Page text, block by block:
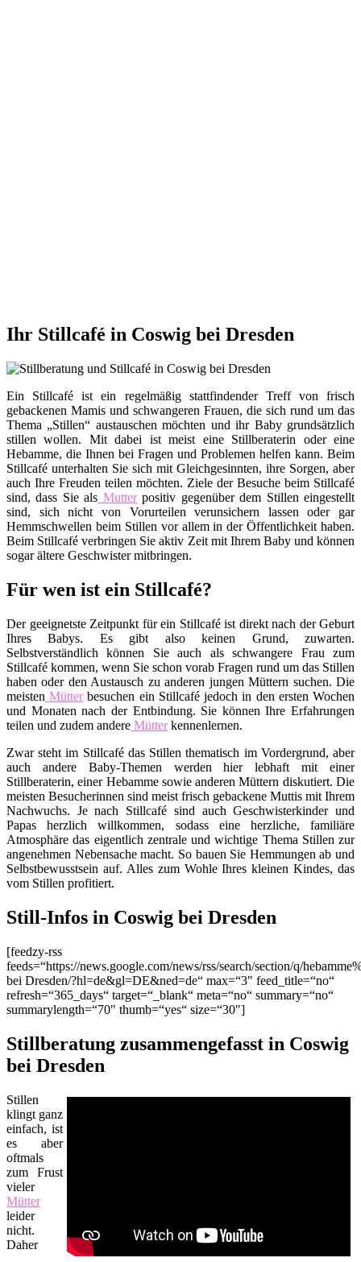
Ihr Stillcafé in Coswig bei Dresden
Ein Stillcafé ist ein regelmäßig stattfindender Treff von frisch
gebackenen Mamis und schwangeren Frauen, die sich rund um das
Thema „Stillen“ austauschen möchten und ihr Baby grundsätzlich
stillen wollen. Mit dabei ist meist eine Stillberaterin oder eine
Hebamme, die Ihnen bei Fragen und Problemen helfen kann. Beim
Stillcafé unterhalten Sie sich mit Gleichgesinnten, ihre Sorgen, aber
auch Ihre Freuden teilen möchten. Ziele der Besuche beim Stillcafé
sind, dass Sie als Mutterpositiv gegenüber dem Stillen eingestellt
sind, sich nicht von Vorurteilen verunsichern lassen oder gar
Hemmschwellen beim Stillen vor allem in der Öffentlichkeit haben.
Beim Stillcafé verbringen Sie aktiv Zeit mit Ihrem Baby und können
sogar ältere Geschwister mitbringen.
Für wen ist ein Stillcafé?
Der geeignetste Zeitpunkt für ein Stillcafé ist direkt nach der Geburt
Ihres Babys. Es gibt also keinen Grund, zuwarten.
Selbstverständlich können Sie auch als schwangere Frau zum
Stillcafé kommen, wenn Sie schon vorab Fragen rund um das Stillen
haben oder den Austausch zu anderen jungen Müttern suchen. Die
meisten Mütterbesuchen ein Stillcafé jedoch in den ersten Wochen
und Monaten nach der Entbindung. Sie können Ihre Erfahrungen
teilen und zudem andere Mütterkennenlernen.
Zwar steht im Stillcafé das Stillen thematisch im Vordergrund, aber
auch andere Baby-Themen werden hier lebhaft mit einer
Stillberaterin, einer Hebamme sowie anderen Müttern diskutiert. Die
meisten Besucherinnen sind meist frisch gebackene Muttis mit Ihrem
Nachwuchs. Je nach Stillcafé sind auch Geschwisterkinder und
Papas herzlich willkommen, sodass eine herzliche, familiäre
Atmosphäre das eigentlich zentrale und wichtige Thema Stillen zur
angenehmen Nebensache macht. So bauen Sie Hemmungen ab und
Selbstbewusstsein auf. Alles zum Wohle Ihres kleinen Kindes, das
vom Stillen profitiert.
Still-Infos in Coswig bei Dresden
[feedzy-rss
feeds=“https://news.google.com/news/rss/search/section/q/
bei Dresden/?hl=de&gl=DE&ned=de“ max=“3″ feed_title=“no“
refresh=“365_days“ target=“_blank“ meta=“no“ summary=“no“
summarylength=“70″ thumb=“yes“ size=“30″]
Stillberatung zusammengefasst in Coswig
bei Dresden
Stillen
klingt ganz
einfach, ist
es aber
oftmals
zum Frust
vieler
Mütter
leider
nicht.
Daher